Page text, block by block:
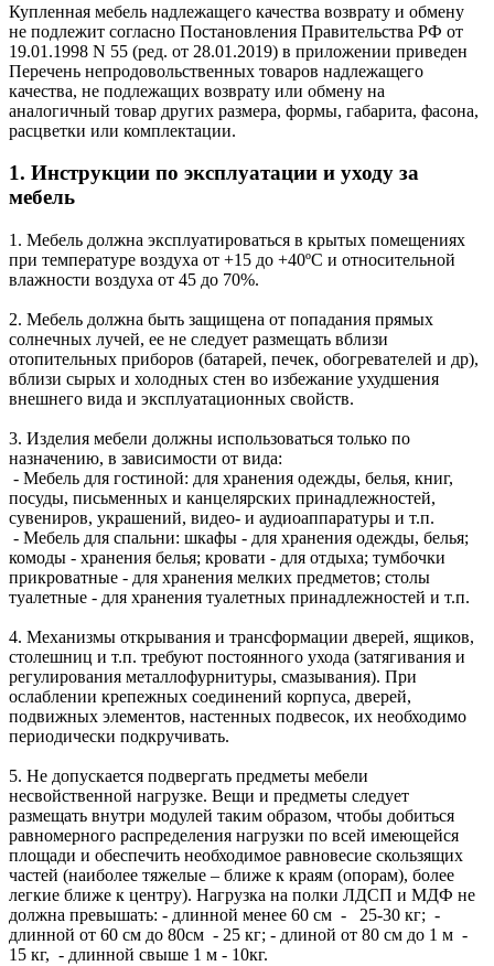
Купленная мебель надлежащего качества возврату и обмену
не подлежит согласно Постановления Правительства РФ от
19.01.1998 N 55 (ред. от 28.01.2019) в приложении приведен
Перечень непродовольственных товаров надлежащего
качества, не подлежащих возврату или обмену на
аналогичный товар других размера, формы, габарита, фасона,
расцветки или комплектации.
1. Инструкции по эксплуатации и уходу за
мебель
1. Мебель должна эксплуатироваться в крытых помещениях
при температуре воздуха от +15 до +40ºС и относительной
влажности воздуха от 45 до 70%.
2. Мебель должна быть защищена от попадания прямых
солнечных лучей, ее не следует размещать вблизи
отопительных приборов (батарей, печек, обогревателей и др),
вблизи сырых и холодных стен во избежание ухудшения
внешнего вида и эксплуатационных свойств.
3. Изделия мебели должны использоваться только по
назначению, в зависимости от вида:
- Мебель для гостиной: для хранения одежды, белья, книг,
посуды, письменных и канцелярских принадлежностей,
сувениров, украшений, видео- и аудиоаппаратуры и т.п.
- Мебель для спальни: шкафы - для хранения одежды, белья;
комоды - хранения белья; кровати - для отдыха; тумбочки
прикроватные - для хранения мелких предметов; столы
туалетные - для хранения туалетных принадлежностей и т.п.
4. Механизмы открывания и трансформации дверей, ящиков,
столешниц и т.п. требуют постоянного ухода (затягивания и
регулирования металлофурнитуры, смазывания). При
ослаблении крепежных соединений корпуса, дверей,
подвижных элементов, настенных подвесок, их необходимо
периодически подкручивать.
5. Не допускается подвергать предметы мебели
несвойственной нагрузке. Вещи и предметы следует
размещать внутри модулей таким образом, чтобы добиться
равномерного распределения нагрузки по всей имеющейся
площади и обеспечить необходимое равновесие скользящих
частей (наиболее тяжелые – ближе к краям (опорам), более
легкие ближе к центру). Нагрузка на полки ЛДСП и МДФ не
должна превышать: - длинной менее 60 см - 25-30 кг; -
длинной от 60 см до 80см - 25 кг; - длиной от 80 см до 1 м -
15 кг, - длинной свыше 1 м - 10кг.